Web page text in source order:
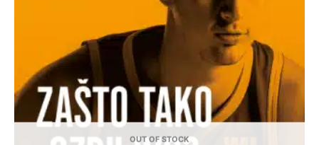
OUT OF STOCK